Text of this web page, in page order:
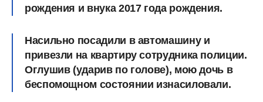
рождения и внука 2017 года рождения.
Насильно посадили в автомашину и
привезли на квартиру сотрудника полиции.
Оглушив (ударив по голове), мою дочь в
беспомощном состоянии изнасиловали.